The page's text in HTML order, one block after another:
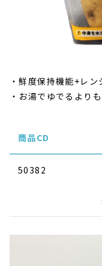
鮮度保持機能+レン
お湯でゆでるより
商品CD
50382